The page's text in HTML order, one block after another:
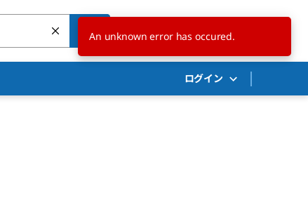
JA
ログイン
An unknown error has occured.